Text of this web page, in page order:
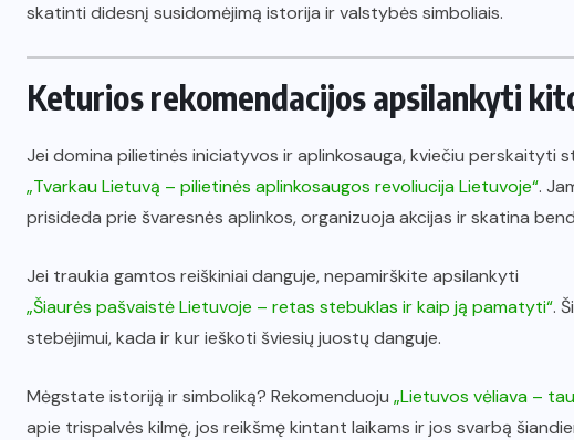
skatinti didesnį susidomėjimą istorija ir valstybės simboliais.
Keturios rekomendacijos apsilankyti
Jei domina pilietinės iniciatyvos ir aplinkosauga, kviečiu perskaityti
„Tvarkau Lietuvą – pilietinės aplinkosaugos revoliucija Lietuvoje“.
prisideda prie švaresnės aplinkos, organizuoja akcijas ir skatina
Jei traukia gamtos reiškiniai danguje, nepamirškite apsilankyti
„Šiaurės pašvaistė Lietuvoje – retas stebuklas ir kaip ją pamatyti“.
stebėjimui, kada ir kur ieškoti šviesių juostų danguje.
Mėgstate istoriją ir simboliką? Rekomenduoju „Lietuvos vėliava –
apie trispalvės kilmę, jos reikšmę kintant laikams ir jos svarbą